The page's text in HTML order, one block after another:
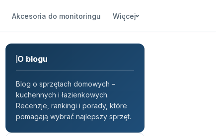
Akcesoria do monitoringu Więcej
O blogu
Blog o sprzętach domowych –
kuchennych i łazienkowych.
Recenzje, rankingi i porady, które
pomagają wybrać najlepszy sprzęt.